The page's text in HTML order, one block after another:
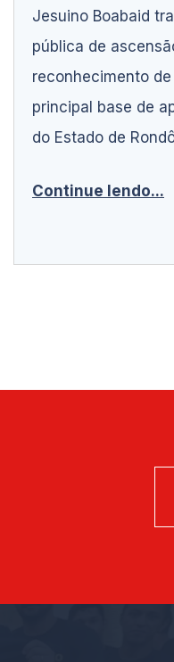
Jesuino Boabaid
pública de
reconhecimento
principal base de
do Estado de
Continue lendo...